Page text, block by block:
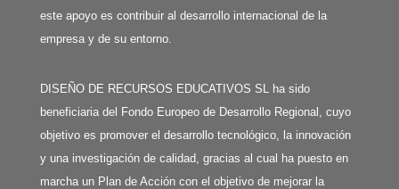
este apoyo es contribuir al desarrollo internacional de la
empresa y de su entorno.
DISEÑO DE RECURSOS EDUCATIVOS SL ha sido
beneficiaria del Fondo Europeo de Desarrollo Regional, cuyo
objetivo es promover el desarrollo tecnológico, la innovación
y una investigación de calidad, gracias al cual ha puesto en
marcha un Plan de Acción con el objetivo de mejorar la